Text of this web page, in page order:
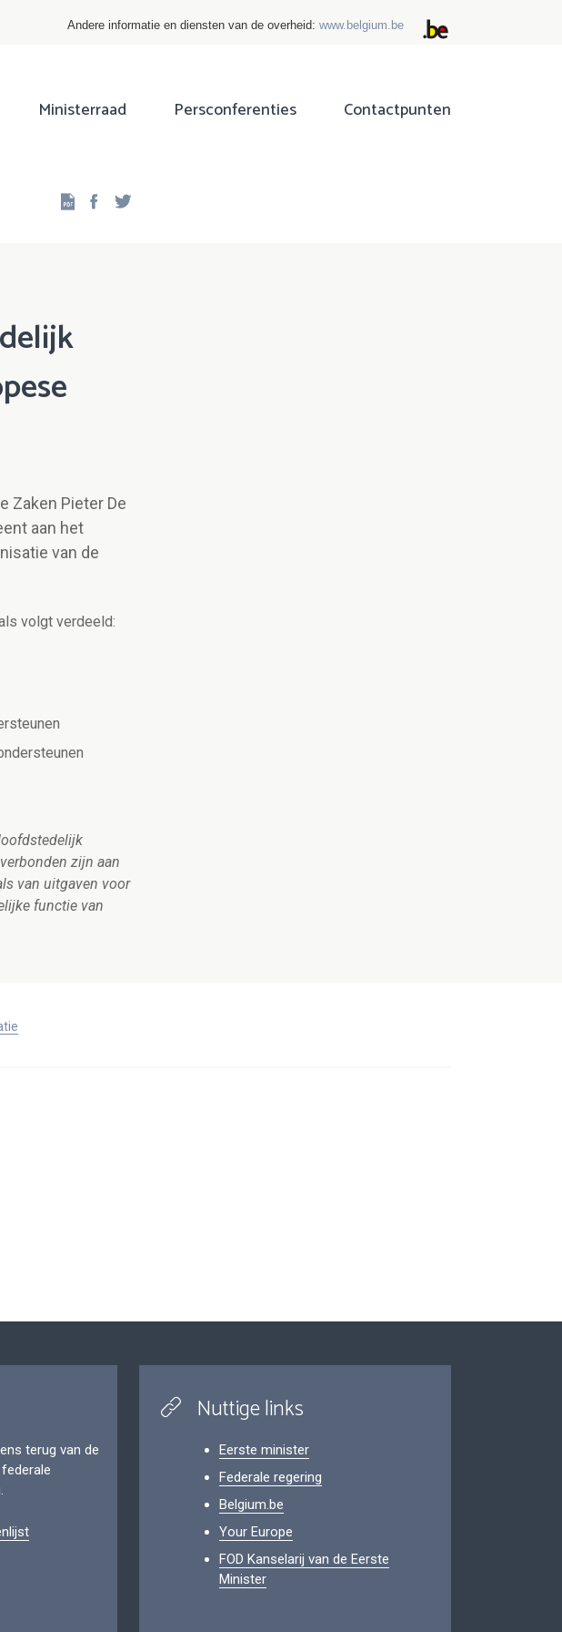
Andere informatie en diensten van de overheid: www.belgium.be
Ministerraad Persconferenties Contactpunten
Facebook
Zaken Pieter De
aan het
van de
volgt verdeeld:
zijn aan
van uitgaven voor
functie van
terug van de
Nuttige links
Eerste minister
Federale regering
Belgium.be
Your Europe
FOD Kanselarij van de Eerste
Minister